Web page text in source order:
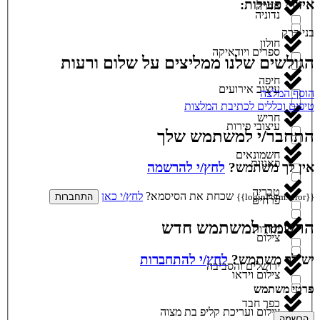
נדוניה
ספרים ויודאיקה
עיצוב אירועים
עיצובי פירות
פאניות
פרחים
צילום
צילום וידאו
צילום ועריכת קליפ בת מצוה
חדרה
חולון
חיפה
חריש
חשמונאים
טבריה
יסודות
ירושלים והסביבה
כפר חבד
איזורי פעילות:
בני ברק
הגולשים שלנו ממליצים על שלום ורעות
הוסף המלצה
טיפים וכללים לכתיבת המלצות
התחבר/י למשתמש שלך
אין לך משתמש? לחץ/י להרשמה
{{loginForm.error}} שכחת את הסיסמא? לחץ/י כאן התחברות
הרשמה למשתמש חדש
יש לך משתמש?לחץ/י להתחברות
פרטי משתמש